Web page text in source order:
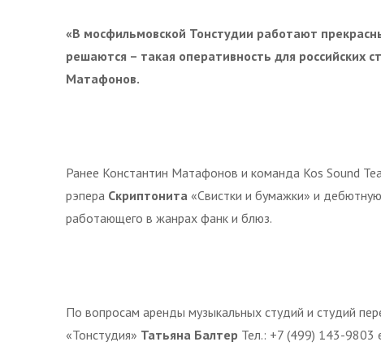
«В мосфильмовской Тонстудии работают
решаются – такая оперативность для российских
Матафонов.
Ранее Константин Матафонов и команда Kos Sound
рэпера Скриптонита «Свистки и бумажки» и
работающего в жанрах фанк и блюз.
По вопросам аренды музыкальных студий и студий
«Тонстудия» Татьяна Балтер Тел.: +7 (499) 143-9803